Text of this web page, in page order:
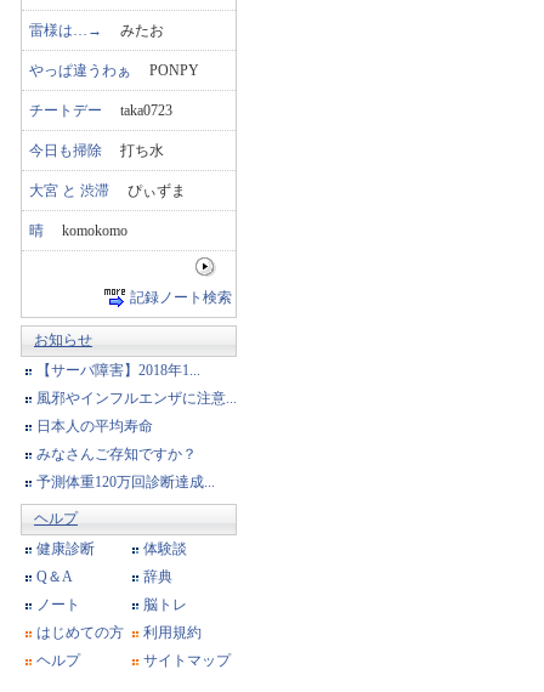
雷様は…→ みたお
やっぱ違うわぁ PONPY
チートデー taka0723
今日も掃除 打ち水
大宮 と 渋滞 ぴぃずま
晴 komokomo
記録ノート検索
お知らせ
【サーバ障害】2018年1...
風邪やインフルエンザに注意...
日本人の平均寿命
みなさんご存知ですか？
予測体重120万回診断達成...
ヘルプ
健康診断
体験談
Q＆A
辞典
ノート
脳トレ
はじめての方
利用規約
ヘルプ
サイトマップ